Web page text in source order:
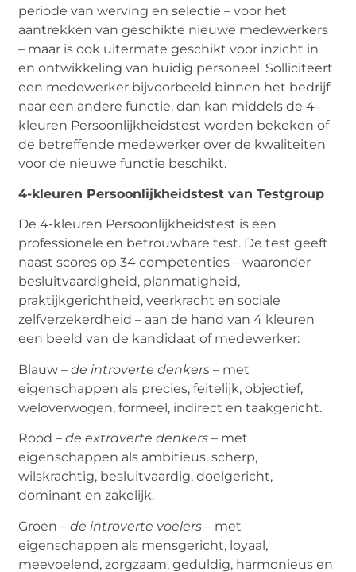
periode van werving en selectie – voor het
aantrekken van geschikte nieuwe medewerkers
– maar is ook uitermate geschikt voor inzicht in
en ontwikkeling van huidig personeel. Solliciteert
een medewerker bijvoorbeeld binnen het bedrijf
naar een andere functie, dan kan middels de 4-
kleuren Persoonlijkheidstest worden bekeken of
de betreffende medewerker over de kwaliteiten
voor de nieuwe functie beschikt.
4-kleuren Persoonlijkheidstest van Testgroup
De 4-kleuren Persoonlijkheidstest is een
professionele en betrouwbare test. De test geeft
naast scores op 34 competenties – waaronder
besluitvaardigheid, planmatigheid,
praktijkgerichtheid, veerkracht en sociale
zelfverzekerdheid – aan de hand van 4 kleuren
een beeld van de kandidaat of medewerker:
Blauw –de introverte denkers – met
eigenschappen als precies, feitelijk, objectief,
weloverwogen, formeel, indirect en taakgericht.
Rood –de extraverte denkers– met
eigenschappen als ambitieus, scherp,
wilskrachtig, besluitvaardig, doelgericht,
dominant en zakelijk.
Groen –de introverte voelers – met
eigenschappen als mensgericht, loyaal,
meevoelend, zorgzaam, geduldig, harmonieus en